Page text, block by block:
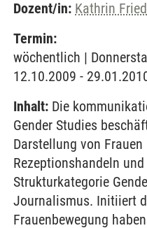
Dozent/in: Kathrin
Termin:
wöchentlich |
12.10.2009 -
Inhalt: Die
Gender Studies
Darstellung von
Rezeptionshandeln
Strukturkategorie
Journalismus. Initiiert
Frauenbewegung